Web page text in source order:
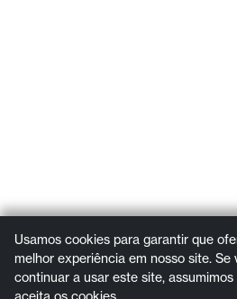
Usamos cookies para garantir que
melhor experiência em nosso site. Se
continuar a usar este site,